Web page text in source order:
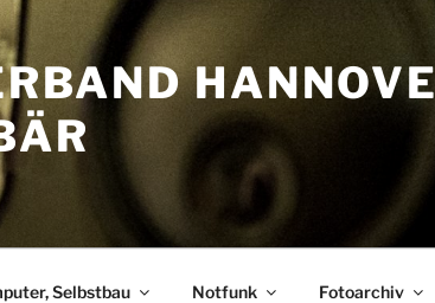
Selbstbau Notfunk Fotoarchiv